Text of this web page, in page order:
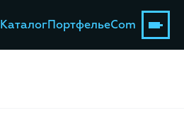
КаталогПортфельeCom